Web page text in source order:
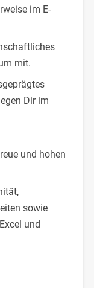
im E-
mit.
Dir im
und hohen
sowie
und